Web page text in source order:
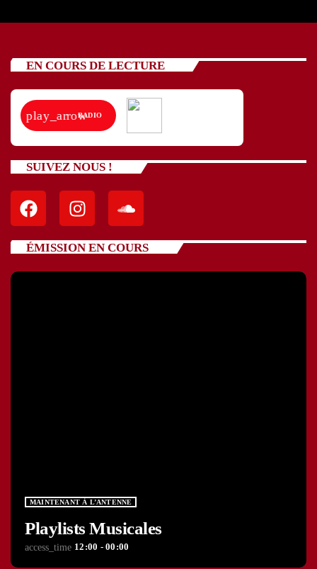
EN COURS DE LECTURE
play_arrowRADIO
SUIVEZ NOUS !
ÉMISSION EN COURS
MAINTENANT À L’ANTENNE
Playlists Musicales
access_time 12:00 - 00:00